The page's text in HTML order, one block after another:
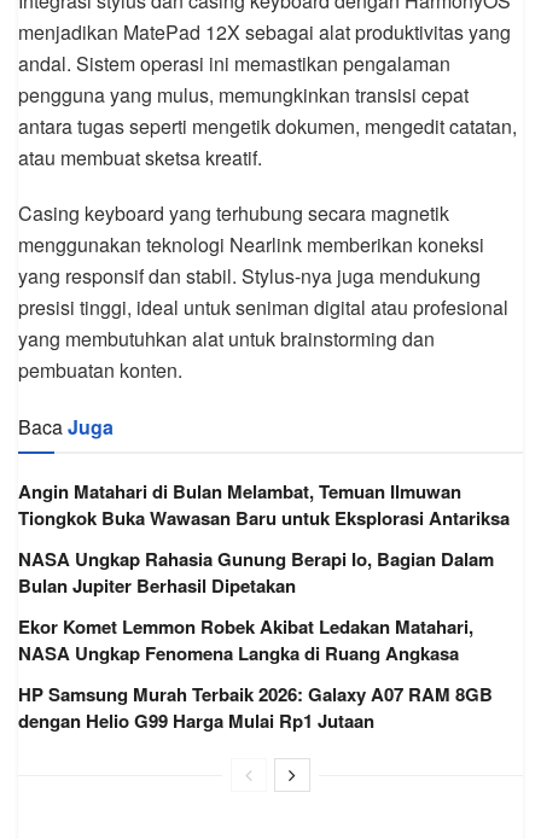
menjadikan MatePad 12X sebagai alat produktivitas yang
andal. Sistem operasi ini memastikan pengalaman
pengguna yang mulus, memungkinkan transisi cepat
antara tugas seperti mengetik dokumen, mengedit catatan,
atau membuat sketsa kreatif.
Casing keyboard yang terhubung secara magnetik
menggunakan teknologi Nearlink memberikan koneksi
yang responsif dan stabil. Stylus-nya juga mendukung
presisi tinggi, ideal untuk seniman digital atau profesional
yang membutuhkan alat untuk brainstorming dan
pembuatan konten.
BacaJuga
Angin Matahari di Bulan Melambat, Temuan Ilmuwan
Tiongkok Buka Wawasan Baru untuk Eksplorasi Antariksa
NASA Ungkap Rahasia Gunung Berapi Io, Bagian Dalam
Bulan Jupiter Berhasil Dipetakan
Ekor Komet Lemmon Robek Akibat Ledakan Matahari,
NASA Ungkap Fenomena Langka di Ruang Angkasa
HP Samsung Murah Terbaik 2026: Galaxy A07 RAM 8GB
dengan Helio G99 Harga Mulai Rp1 Jutaan